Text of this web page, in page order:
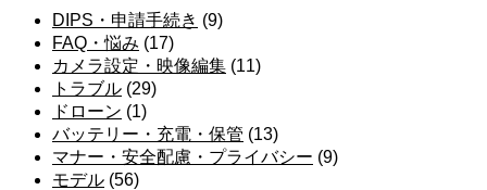
DIPS・申請手続き (9)
FAQ・悩み (17)
カメラ設定・映像編集 (11)
トラブル (29)
ドローン (1)
バッテリー・充電・保管 (13)
マナー・安全配慮・プライバシー (9)
モデル (56)